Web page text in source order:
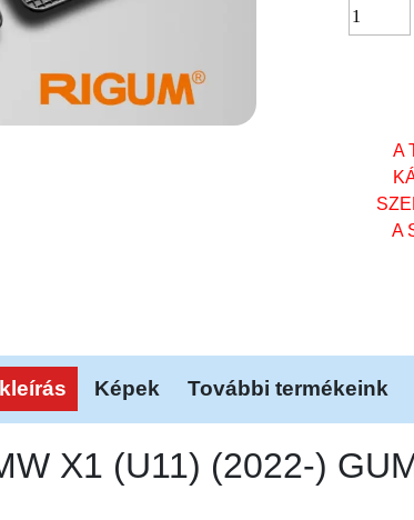
A
A
Képek További termékeink
X1 (U11) (2022-)